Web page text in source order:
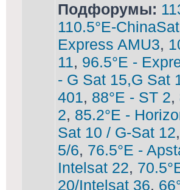
Подфорумы:
110.5°E-
Express AMU3,
11, 96.5°E -
- G Sat 15,G Sat
401, 88°E - ST 2,
2, 85.2°E -
Sat 10 / G-Sat 12,
5/6, 76.5°E -
Intelsat 22,
20/Intelsat 36,